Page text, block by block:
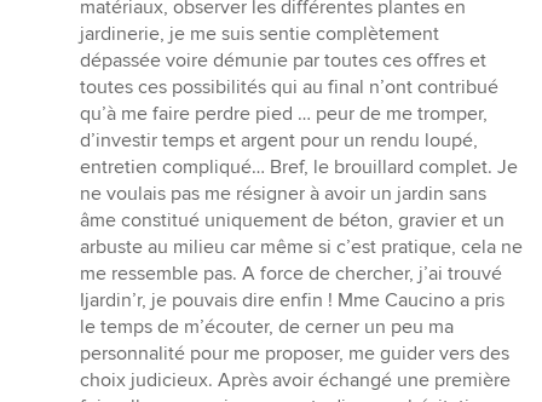
matériaux, observer les différentes plantes en
jardinerie, je me suis sentie complètement
dépassée voire démunie par toutes ces offres et
toutes ces possibilités qui au final n’ont contribué
qu’à me faire perdre pied … peur de me tromper,
d’investir temps et argent pour un rendu loupé,
entretien compliqué… Bref, le brouillard complet. Je
ne voulais pas me résigner à avoir un jardin sans
âme constitué uniquement de béton, gravier et un
arbuste au milieu car même si c’est pratique, cela ne
me ressemble pas. A force de chercher, j’ai trouvé
Ijardin’r, je pouvais dire enfin ! Mme Caucino a pris
le temps de m’écouter, de cerner un peu ma
personnalité pour me proposer, me guider vers des
choix judicieux. Après avoir échangé une première